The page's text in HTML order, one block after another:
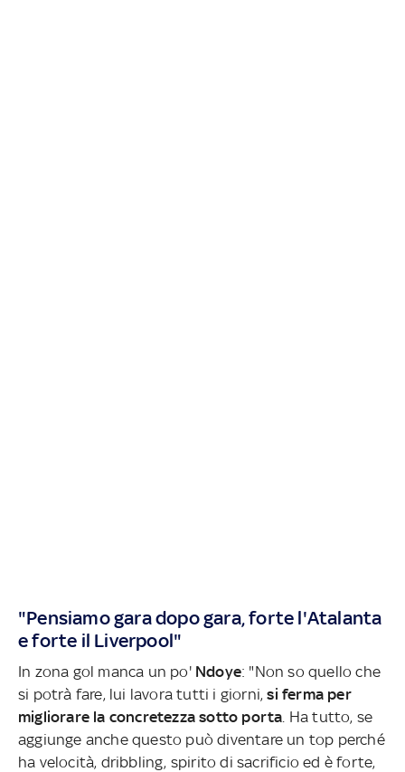
"Pensiamo gara dopo gara, forte l'Atalanta
e forte il Liverpool"
In zona gol manca un po' Ndoye: "Non so quello che
si potrà fare, lui lavora tutti i giorni,si ferma per
migliorare la concretezza sotto porta . Ha tutto, se
aggiunge anche questo può diventare un top perché
ha velocità, dribbling, spirito di sacrificio ed è forte,